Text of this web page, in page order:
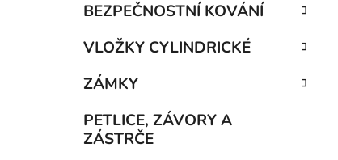
BEZPEČNOSTNÍ KOVÁNÍ
VLOŽKY CYLINDRICKÉ
ZÁMKY
PETLICE, ZÁVORY A
ZÁSTRČE